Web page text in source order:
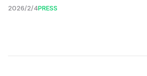
2026/2/4PRESS